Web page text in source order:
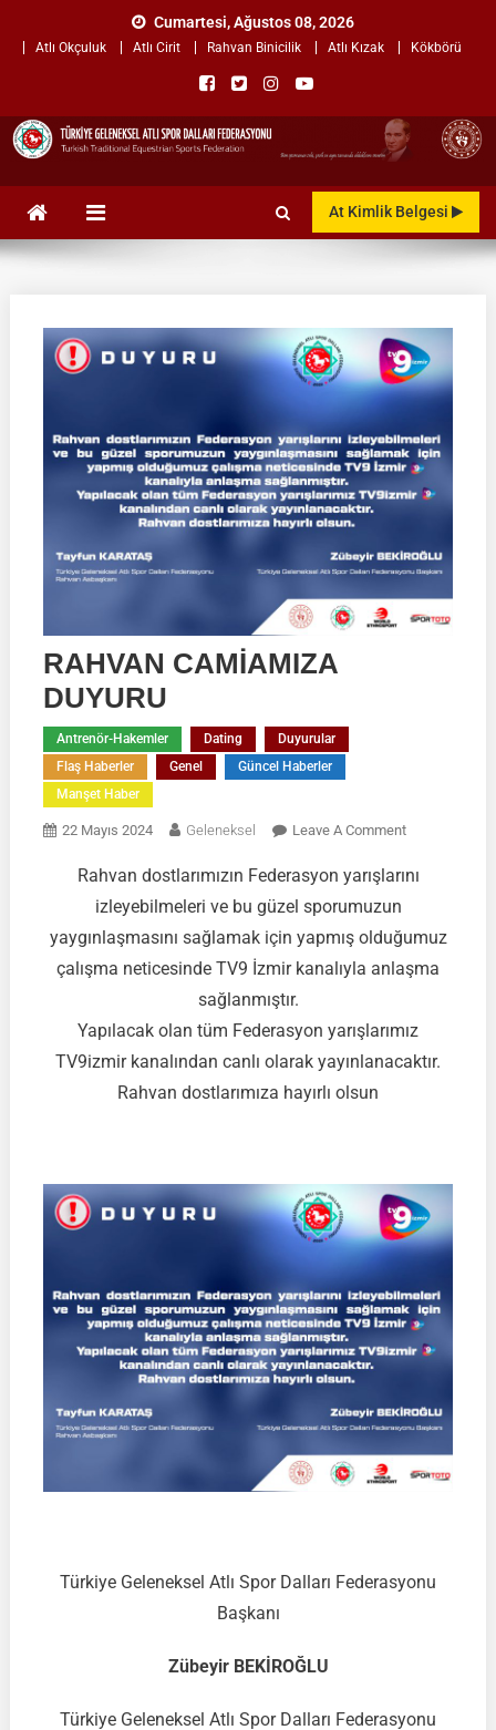
Cumartesi, Ağustos 08, 2026
Atlı Okçuluk Atlı Cirit Rahvan Binicilik Atlı Kızak Kökbörü
TÜRKİYE GELENEKSEL ATLI
SPOR DALLARIAt Kimlik Belgesi
RAHVAN CAMİAMIZA
DUYURU
Antrenör-Hakemler Dating
Duyurular
Flaş Haberler
Genel
Güncel Haberler
Manşet Haber
22 Mayıs 2024 Geleneksel Leave A CommentOn
CAMİAMIZA
Rahvan dostlarımızın Federasyon yarışlarını
izleyebilmeleri ve bu güzel sporumuzun
yaygınlaşmasını sağlamak için yapmış olduğumuz
çalışma neticesinde TV9 İzmir kanalıyla anlaşma
sağlanmıştır.
Yapılacak olan tüm Federasyon yarışlarımız
TV9izmir kanalından canlı olarak yayınlanacaktır.
Rahvan dostlarımıza hayırlı olsun
Türkiye Geleneksel Atlı Spor Dalları Federasyonu
Başkanı
Zübeyir BEKİROĞLU
Türkiye Geleneksel Atlı Spor Dalları Federasyonu